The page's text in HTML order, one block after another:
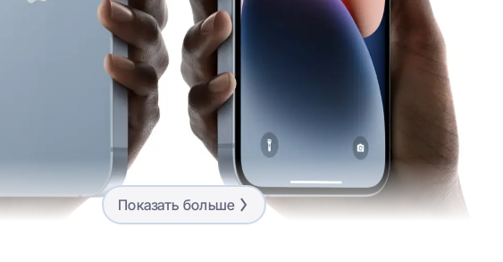
Показать больше